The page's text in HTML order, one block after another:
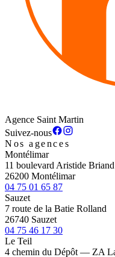
Agence Saint Martin
Suivez-nous
Nos agences
Montélimar
11 boulevard Aristide Briand
26200 Montélimar
04 75 01 65 87
Sauzet
7 route de la Batie Rolland
26740 Sauzet
04 75 46 17 30
Le Teil
4 chemin du Dépôt — ZA